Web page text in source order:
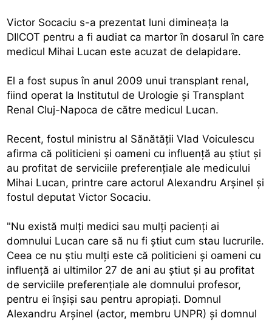
Victor Socaciu s-a prezentat luni dimineaţa la
DIICOT pentru a fi audiat ca martor în dosarul în care
medicul Mihai Lucan este acuzat de delapidare.
El a fost supus în anul 2009 unui transplant renal,
fiind operat la Institutul de Urologie şi Transplant
Renal Cluj-Napoca de către medicul Lucan.
Recent, fostul ministru al Sănătăţii Vlad Voiculescu
afirma că politicieni şi oameni cu influenţă au ştiut şi
au profitat de serviciile preferenţiale ale medicului
Mihai Lucan, printre care actorul Alexandru Arşinel şi
fostul deputat Victor Socaciu.
"Nu există mulţi medici sau mulţi pacienţi ai
domnului Lucan care să nu fi ştiut cum stau lucrurile.
Ceea ce nu ştiu mulţi este că politicieni şi oameni cu
influenţă ai ultimilor 27 de ani au ştiut şi au profitat
de serviciile preferenţiale ale domnului profesor,
pentru ei înşişi sau pentru apropiaţi. Domnul
Alexandru Arşinel (actor, membru UNPR) şi domnul